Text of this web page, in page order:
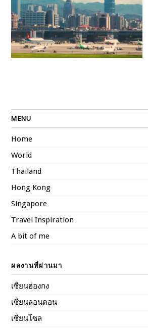
MENU
Home
World
Thailand
Hong Kong
Singapore
Travel Inspiration
A bit of me
ผลงานที่ผ่านมา
เซียนฮ่องกง
เซียนลอนดอน
เซียนโซล